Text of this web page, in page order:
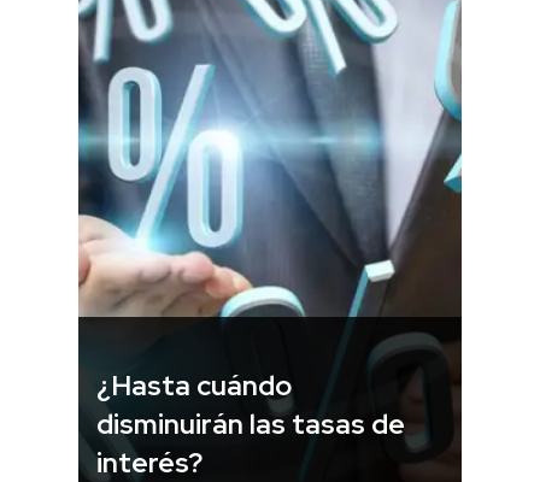
¿Hasta cuándo
disminuirán las tasas de
interés?